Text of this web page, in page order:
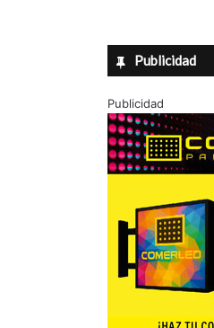
Publicidad
Publicidad